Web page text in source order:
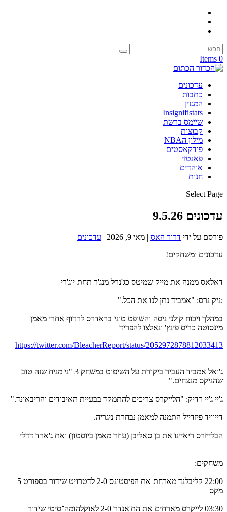
0 Items
עדכונים
כתבות
המגזין
Insignifistats
שיימס ברשת
קבוצות
מילון הNBA
פודקאסטים
פאנטזי
אוהדים
חנות
Select Page
עדכונים 9.5.26
פורסם על ידי דרור האס | מאי 9, 2026 | עדכונים |
עדכונים ומשחקים!
דאלאס ממנה את מייק שמיטס כג'נרל מנג'ר תחת יוג'רי
;ניק נרס: "אמביד נתן לנו את הכל."
במהלך ויכוח קולני ניסה והשופט טוני בראדרס לרדוף אחרי מאמן
מינסוטה כריס פינץ' ונאלצו להפריד
https://twitter.com/BleacherReport/status/2052972878812033413
ג'ואל אמביד העביר ביקורת על השיפוט במשחק 3 "ני מניח שזה טוב
שהניקס מנצחים."
ג'יי ג'יי רדיק: "הלייקרס צריכים להתמקד בבעיית האיבודים והריבאונד."
דייוויד פיזדייל התמנה למאמן נבחרת ניגריה.
הבלייזרס ריאיינו את בן סאליבן (עוזר מאמן ביוסטון) ואת ג'ארד דדלי
משחקים:
22:00 קליבלנד מארחת את הפיסטונס 2-0 לדטרויט שידור בספורט 5
מקס
03:30 לייקרס מארחים את הת'אנדר 2-0 לאוקלהומה־סיטי שידור